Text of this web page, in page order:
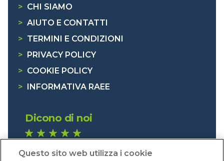
> CHI SIAMO
> AIUTO E CONTATTI
> TERMINI E CONDIZIONI
>
PRIVACY POLICY
> COOKIE POLICY
>
INFORMATIVA RAEE
Dicono di noi
Eccellente (4,8)
Questo sito web utilizza i cookie